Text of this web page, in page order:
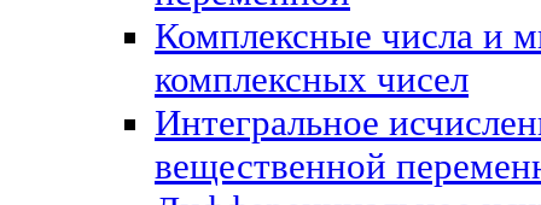
Комплексные числа и
комплексных чисел
Интегральное
вещественной